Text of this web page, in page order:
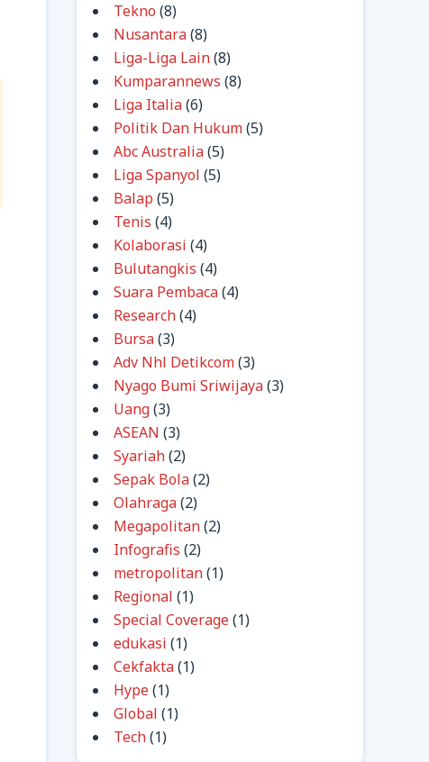
Tekno (8)
Nusantara(8)
Liga-Liga Lain(8)
Kumparannews (8)
Liga Italia(6)
Politik Dan Hukum(5)
Abc Australia(5)
Liga Spanyol (5)
Balap (5)
Tenis (4)
Kolaborasi (4)
Bulutangkis (4)
Suara Pembaca(4)
Research(4)
Bursa(3)
Adv Nhl Detikcom(3)
Nyago Bumi Sriwijaya(3)
Uang(3)
ASEAN (3)
Syariah(2)
Sepak Bola(2)
Olahraga(2)
Megapolitan(2)
Infografis (2)
metropolitan(1)
Regional (1)
Special Coverage(1)
edukasi (1)
Cekfakta(1)
Hype(1)
Global (1)
Tech(1)